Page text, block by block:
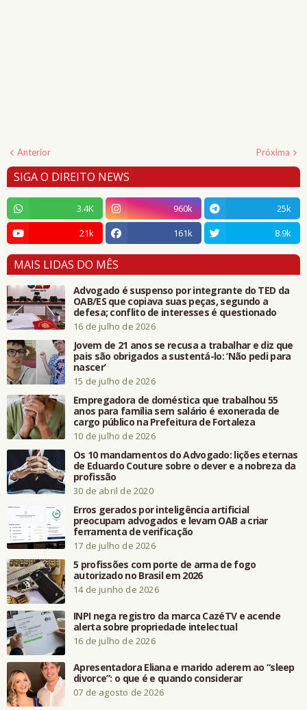
Anterior Próxima
SIGA O DIREITO NEWS
3.4K 960k
25k
21k
161k 8.9k
MAIS LIDAS DO MÊS
Advogado é suspenso por integrante do TED da
OAB/ES que copiava suas peças, segundo a
defesa; conflito de interesses é questionado
16 de julho de 2026
Jovem de 21 anos se recusa a trabalhar e diz que
pais são obrigados a sustentá-lo: ‘Não pedi para
nascer’
15 de julho de 2026
Empregadora de doméstica que trabalhou 55
anos para família sem salário é exonerada de
cargo público na Prefeitura de Fortaleza
10 de julho de 2026
Os 10 mandamentos do Advogado: lições eternas
de Eduardo Couture sobre o dever e a nobreza da
profissão
30 de abril de 2020
Erros gerados por inteligência artificial
preocupam advogados e levam OAB a criar
ferramenta de verificação
17 de julho de 2026
5 profissões com porte de arma de fogo
autorizado no Brasil em 2026
14 de junho de 2026
INPI nega registro da marca CazéTV e acende
alerta sobre propriedade intelectual
16 de julho de 2026
Apresentadora Eliana e marido aderem ao “sleep
divorce”: o que é e quando considerar
07 de agosto de 2026